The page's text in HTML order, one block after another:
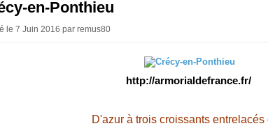
en-Ponthieu
le 7 Juin 2016 par remus80
http://armorialdefrance.fr/
D'azur à trois croissants entrelacés